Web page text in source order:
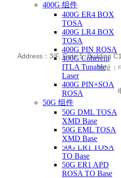
400G 组件
400G ER4 BOX
TOSA
400G LR4 BOX
TOSA
400G PIN ROSA
400G Coherent
ITLA Tunable
Laser
400G PIN+SOA
ROSA
50G 组件
50G DML TOSA
XMD Base
50G EML TOSA
XMD Base
50G LR1 TOSA
TO Base
50G ER1 APD
ROSA TO Base
Address：3/F, Gate 5, Building
地址：